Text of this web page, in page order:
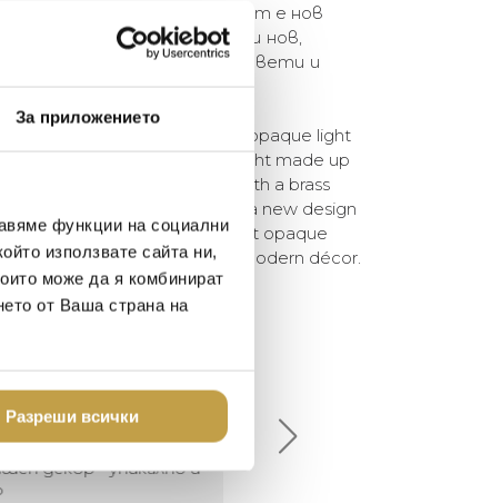
За приложението
функции на социални
използвате сайта ни,
може да я комбинират
от Ваша страна на
Разреши всички
Mini Crescent на Lee Broom е нов
традиционния глобус. Този нов,
таван със сигурност ще освети и
модерен декор.
by Lee Broom is a stunning opaque light
A beautifully illuminated light made up
shaped halves and paired with a brass
Mini Crescent Ceiling light is a new design
a twist. This new modernist opaque
light and add warmth to any modern décor.
08-10
място в града
декор - уникално и
Хареса ми